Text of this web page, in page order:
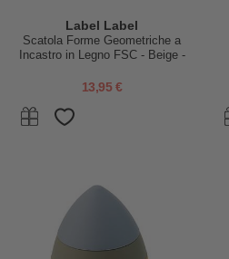
Label Label
Scatola Forme Geometriche a
Incastro in Legno FSC - Beige -
13,95 €